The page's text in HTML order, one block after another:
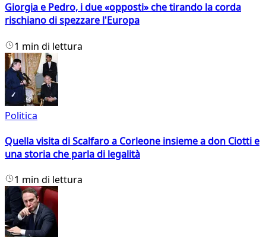
Giorgia e Pedro, i due «opposti» che tirando la corda
rischiano di spezzare l'Europa
1 min di lettura
Politica
Quella visita di Scalfaro a Corleone insieme a don Ciotti e
una storia che parla di legalità
1 min di lettura